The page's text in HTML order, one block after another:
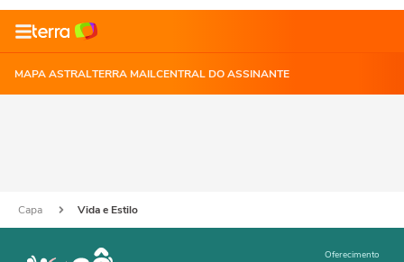
MAPA ASTRALTERRA MAILCENTRAL DO ASSINANTE
Capa Vida e Estilo
Oferecimento